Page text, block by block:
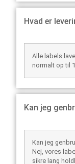
Hvad er
Alle labels
normalt op til
Kan jeg
Kan jeg
Nej, vores
sikre lang